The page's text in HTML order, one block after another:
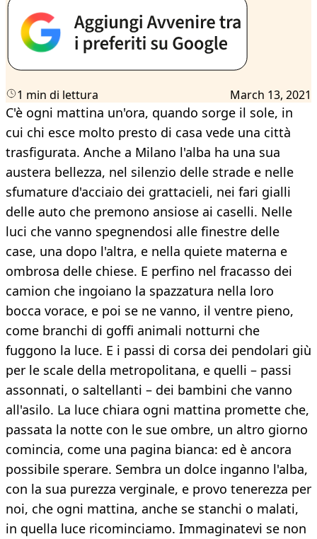
1 min di lettura March 13, 2021
C'è ogni mattina un'ora, quando sorge il sole, in
cui chi esce molto presto di casa vede una città
trasfigurata. Anche a Milano l'alba ha una sua
austera bellezza, nel silenzio delle strade e nelle
sfumature d'acciaio dei grattacieli, nei fari gialli
delle auto che premono ansiose ai caselli. Nelle
luci che vanno spegnendosi alle finestre delle
case, una dopo l'altra, e nella quiete materna e
ombrosa delle chiese. E perfino nel fracasso dei
camion che ingoiano la spazzatura nella loro
bocca vorace, e poi se ne vanno, il ventre pieno,
come branchi di goffi animali notturni che
fuggono la luce. E i passi di corsa dei pendolari giù
per le scale della metropolitana, e quelli – passi
assonnati, o saltellanti – dei bambini che vanno
all'asilo. La luce chiara ogni mattina promette che,
passata la notte con le sue ombre, un altro giorno
comincia, come una pagina bianca: ed è ancora
possibile sperare. Sembra un dolce inganno l'alba,
con la sua purezza verginale, e provo tenerezza per
noi, che ogni mattina, anche se stanchi o malati,
in quella luce ricominciamo. Immaginatevi se non